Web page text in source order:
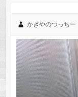
かぎやのつっちー